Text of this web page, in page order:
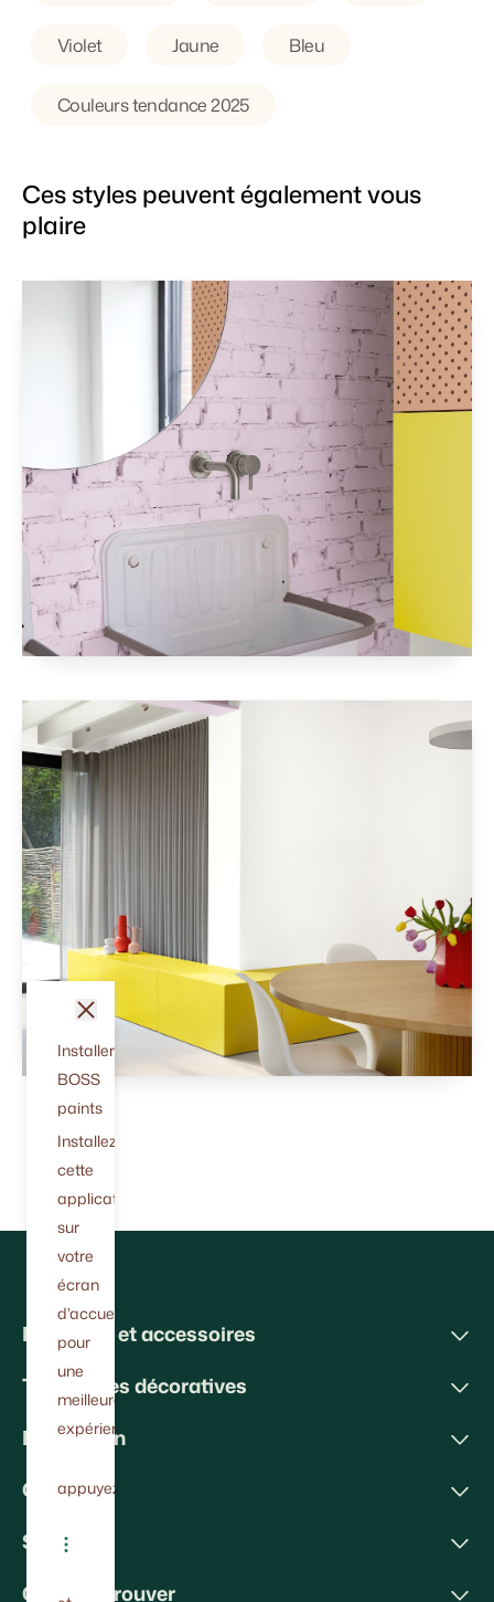
Violet Jaune Bleu
Couleurs tendance 2025
Ces styles peuvent également vous
plaire
Peintures et accessoires
Techniques décoratives
Inspiration
Conseils
Soutien
Où nous trouver
Installer
BOSS
paints
Installez
cette
application
sur
votre
écran
d'accueil
pour
une
meilleure
expérience.
appuyez
fermer